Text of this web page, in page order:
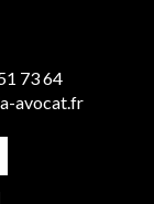
73 64
avocat.fr